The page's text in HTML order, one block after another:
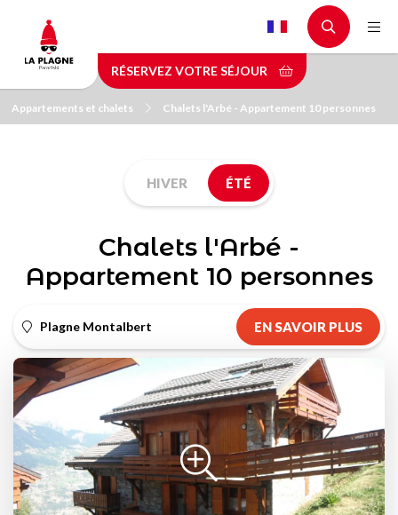
contenu
principal
RÉSERVEZ VOTRE SÉJOUR
Appartements et chalets Chalets l'Arbé - Appartement 10 personnes
HIVER ÉTÉ
Chalets l'Arbé -
Appartement 10 personnes
Plagne Montalbert EN SAVOIR PLUS